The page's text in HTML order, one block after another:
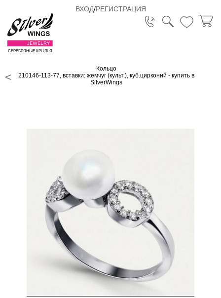
ВХОД/РЕГИСТРАЦИЯ
СЕРЕБРЯНЫЕ КРЫЛЬЯ
Кольцо
210146-113-77, вставки: жемчуг (культ.), куб.цирконий - купить в
SilverWings